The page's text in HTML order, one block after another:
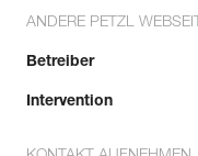
ANDERE PETZL
Betreiber
Intervention